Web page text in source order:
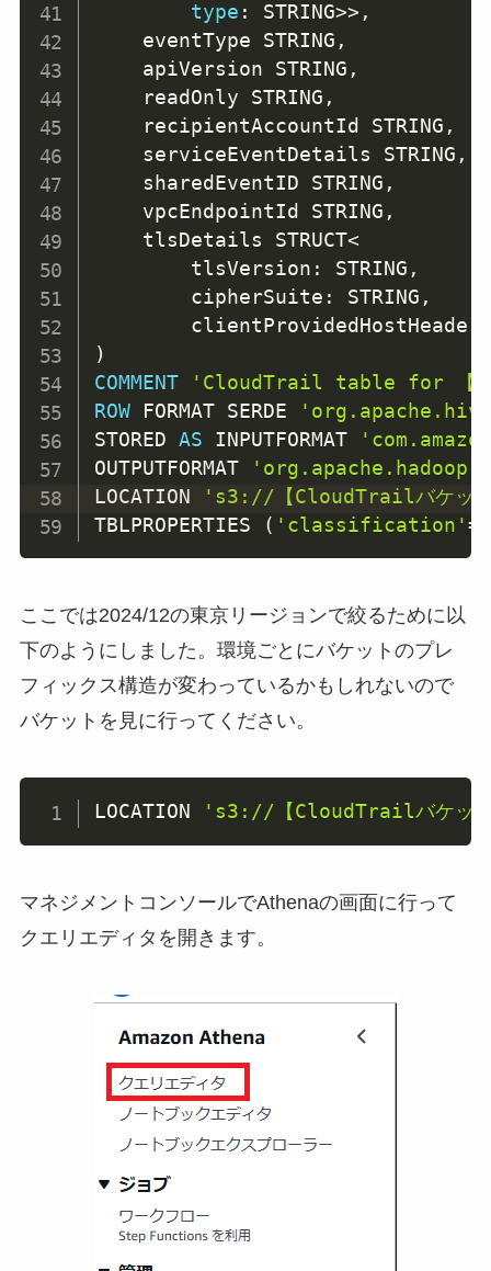
type : STRING>> ,
    eventType STRING
,
    apiVersion STRING
,
    readOnly STRING
,
    recipientAccountId STRING
,
    serviceEventDetails STRING
,
    sharedEventID STRING
,
    vpcEndpointId STRING
,
    tlsDetails STRUCT
<
        tlsVersion: STRING
,
        cipherSuite: STRING
,
)
COMMENT
'CloudTrail table for 【
ROW FORMAT SERDE
STORED AS INPUTFORMAT
OUTPUTFORMAT
LOCATION
's3://【CloudTrailバケッ
TBLPROPERTIES
( 'classification'=
ここでは2024/12の東京リージョンで絞るために以
下のようにしました。環境ごとにバケットのプレ
フィックス構造が変わっているかもしれないので
バケットを見に行ってください。
LOCATION 's3://【CloudTrailバケッ
マネジメントコンソールでAthenaの画面に行って
クエリエディタを開きます。